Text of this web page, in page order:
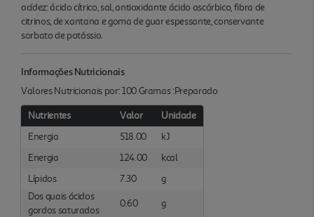
acídez: ácido cítrico, sal, antioxidante ácido ascórbico, fibra de
citrinos, de xantana e goma de guar espessante, conservante
sorbato de potássio.
Informações Nutricionais
Valores Nutricionais por: 100 Gramas :Preparado
Nutrientes Valor
Unidade
Energia
518.00
kJ
Energia
124.00
kcal
Lípidos
7.30
g
Dos quais ácidos
gordos saturados
0.60
g